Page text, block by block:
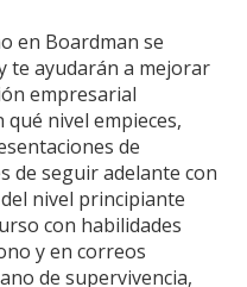
en Boardman se
te ayudarán a mejorar
empresarial
nivel empieces,
de
de seguir adelante con
nivel principiante
con habilidades
y en correos
de supervivencia,